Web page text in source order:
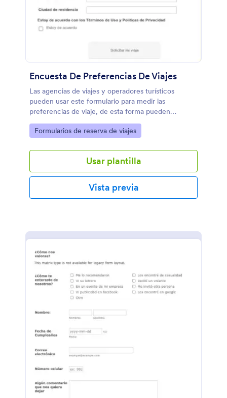
Encuesta De Preferencias De Viajes
Las agencias de viajes y operadores turísticos
pueden usar este formulario para medir las
preferencias de viaje, de esta forma pueden
preparar diferentes paquetes turísticos.
Go to Category:
Formularios de reserva de viajes
Usar plantilla
Vista previa